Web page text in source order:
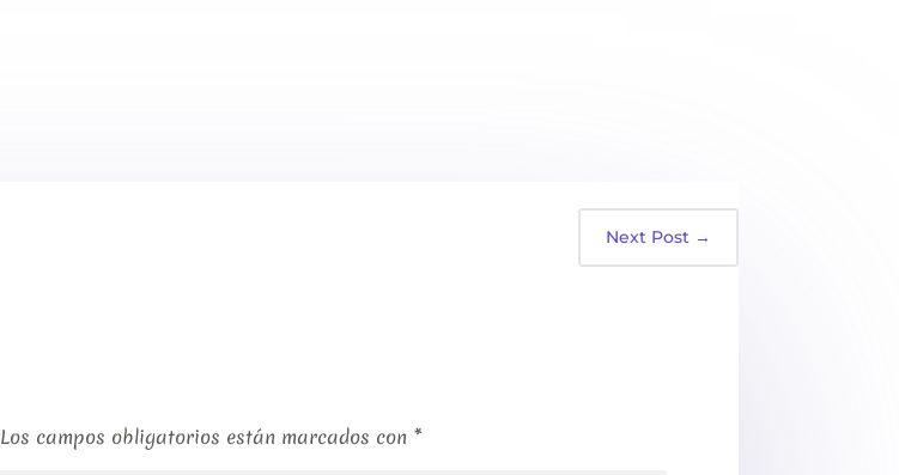
Next Post→
Los campos obligatorios están marcados con *